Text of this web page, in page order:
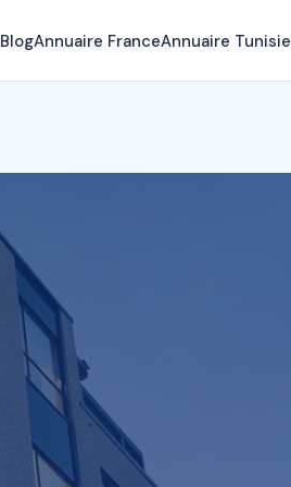
BlogAnnuaire FranceAnnuaire Tunisie